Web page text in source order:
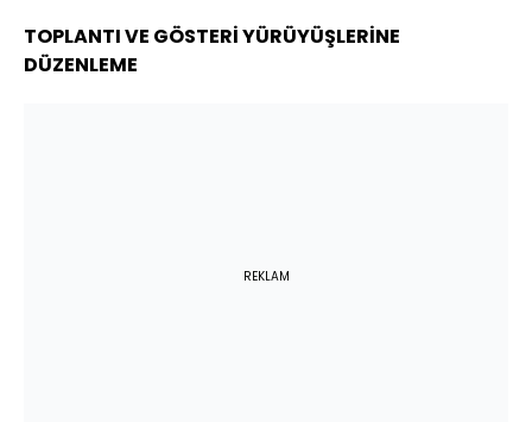
TOPLANTI VE GÖSTERİ YÜRÜYÜŞLERİNE
DÜZENLEME
REKLAM